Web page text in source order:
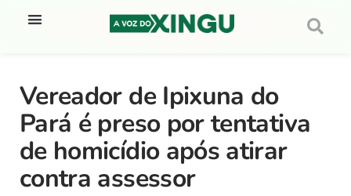
Vereador de Ipixuna do
Pará é preso por tentativa
de homicídio após atirar
contra assessor